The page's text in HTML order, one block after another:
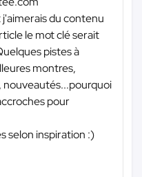
du contenu
le mot clé serait
pistes à
montres,
pour
selon inspiration :)